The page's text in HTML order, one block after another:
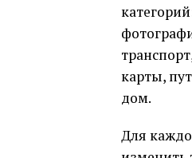
карты,
дом.
Для